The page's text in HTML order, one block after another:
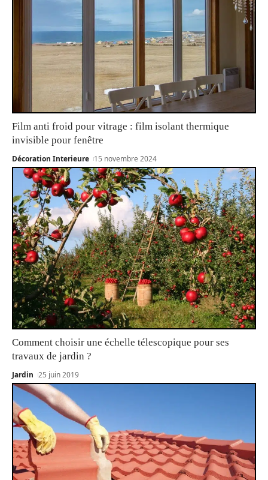
Film anti froid pour vitrage : film isolant thermique
invisible pour fenêtre
Décoration Interieure 15 novembre 2024
Comment choisir une échelle télescopique pour ses
travaux de jardin ?
Jardin 25 juin 2019